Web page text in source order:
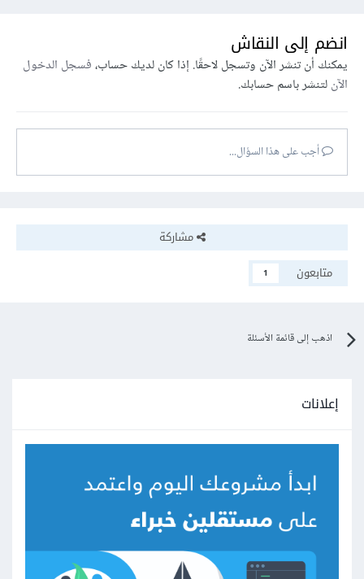
انضم إلى النقاش
يمكنك أن تنشر الآن وتسجل لاحقًا. إذا كان لديك حساب،فسجل الدخول
الآنلتنشر باسم حسابك.
أجب على هذا السؤال...
مشاركة
متابعون
1
اذهب إلى قائمة الأسئلة
إعلانات